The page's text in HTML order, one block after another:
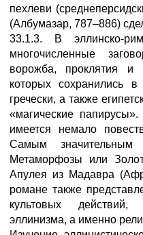
пехлеви
(Албумазар, 787–886)
33.1.3. В эллинско-
многочисленные
ворожба, проклятия
которых сохранились
гречески, а также
«магические
имеется немало
Самым
Метаморфозы или
Апулея из Мадавра
романе также
культовых
эллинизма, а именно